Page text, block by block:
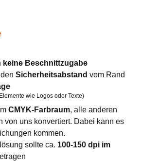
keine Beschnittzugabe
Sicherheitsabstand vom Rand
wie Logos oder Texte)
CMYK-Farbraum, alle anderen
von uns konvertiert. Dabei kann es
kommen.
sollte ca. 100-150 dpi im